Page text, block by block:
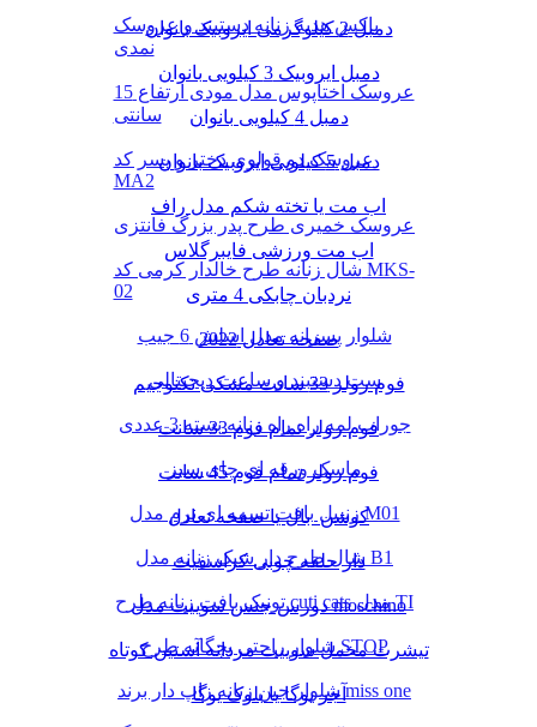
باکس هدیه زنانه دستبند و عروسک
نمدی
عروسک اختاپوس مدل مودی ارتفاع 15
سانتی
عروسک دو قولوی دختر و پسر کد
MA2
عروسک خمیری طرح پدر بزرگ فانتزی
شال زنانه طرح خالدار کرمی کد MKS-
02
شلوار پسرانه مدل اسلش 6 جیب
ست دستبند و ساعت دیجیتالی
جوراب لمه راه راه زنانه بسته 3 عددی
ماسک ورقه ای چای سبز
زنبیل بافت تسمه ای نرم مدل M01
شال طرح دار شیک زنانه مدل B1
تونیک بافت زنانه طرح cuti cats مدل TI
شلوار راحتی بچگانه طرح STOP
شلوار جین زنانه زاپ دار برند miss one
دمبل 2 کیلوگرمی ایروبیک بانوان
دمبل ایروبیک 3 کیلویی بانوان
دمبل 4 کیلویی بانوان
دمبل 5 کیلویی ایروبیک بانوان
اب مت یا تخته شکم مدل راف
اب مت ورزشی فایبرگلاس
نردبان چابکی 4 متری
صفحه تعادل 2022
فوم رولر 33 سانت مشکی تکنوجیم
فوم رولر تمام فوم 33 سانت
فوم رولر تمام فوم 45 سانت
کوشن بال یا صفحه تعادل
دار حلقه چوبی کراسفیت
دورس جنس سوییت مدل moschino
تیشرت مخمل سوییت مردانه آستین کوتاه
آجر یوگا یا بلوک یوگا